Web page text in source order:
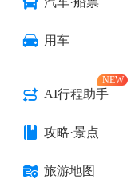
用车
AI行程助手
NEW
攻略·景点
旅游地图